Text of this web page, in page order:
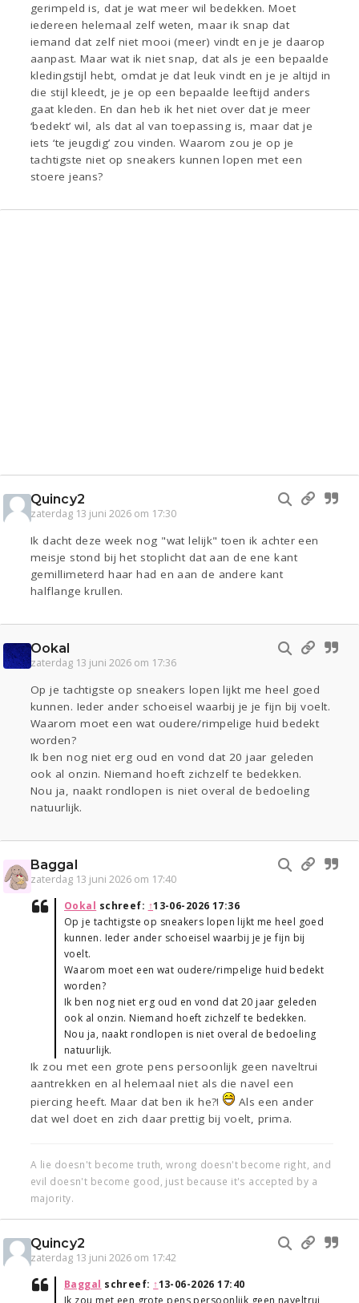
gerimpeld is, dat je wat meer wil bedekken. Moet
iedereen helemaal zelf weten, maar ik snap dat
iemand dat zelf niet mooi (meer) vindt en je je daarop
aanpast. Maar wat ik niet snap, dat als je een bepaalde
kledingstijl hebt, omdat je dat leuk vindt en je je altijd in
die stijl kleedt, je je op een bepaalde leeftijd anders
gaat kleden. En dan heb ik het niet over dat je meer
‘bedekt’ wil, als dat al van toepassing is, maar dat je
iets ‘te jeugdig’ zou vinden. Waarom zou je op je
tachtigste niet op sneakers kunnen lopen met een
stoere jeans?
Quincy2
zaterdag 13 juni 2026 om 17:30
Ik dacht deze week nog "wat lelijk" toen ik achter een
meisje stond bij het stoplicht dat aan de ene kant
gemillimeterd haar had en aan de andere kant
halflange krullen.
Ookal
zaterdag 13 juni 2026 om 17:36
Op je tachtigste op sneakers lopen lijkt me heel goed
kunnen. Ieder ander schoeisel waarbij je je fijn bij voelt.
Waarom moet een wat oudere/rimpelige huid bedekt
worden?
Ik ben nog niet erg oud en vond dat 20 jaar geleden
ook al onzin. Niemand hoeft zichzelf te bedekken.
Nou ja, naakt rondlopen is niet overal de bedoeling
natuurlijk.
Baggal
zaterdag 13 juni 2026 om 17:40
Ookal schreef: ↑13-06-2026 17:36
Op je tachtigste op sneakers lopen lijkt me heel goed
kunnen. Ieder ander schoeisel waarbij je je fijn bij
voelt.
Waarom moet een wat oudere/rimpelige huid bedekt
worden?
Ik ben nog niet erg oud en vond dat 20 jaar geleden
ook al onzin. Niemand hoeft zichzelf te bedekken.
Nou ja, naakt rondlopen is niet overal de bedoeling
natuurlijk.
Ik zou met een grote pens persoonlijk geen naveltrui
aantrekken en al helemaal niet als die navel een
piercing heeft. Maar dat ben ik he?!
Als een ander
dat wel doet en zich daar prettig bij voelt, prima.
A lie doesn't become truth, wrong doesn't become right, and
evil doesn't become good, just because it's accepted by a
majority.
Quincy2
zaterdag 13 juni 2026 om 17:42
Baggal schreef: ↑13-06-2026 17:40